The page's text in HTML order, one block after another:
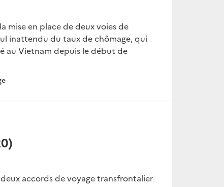
mise en place de deux voies de
inattendu du taux de chômage, qui
au Vietnam depuis le début de
deux accords de voyage transfrontalier